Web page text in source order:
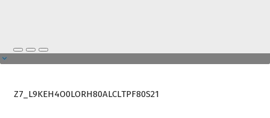
Z7_L9KEH4O0LORH80ALCLTPF80S21